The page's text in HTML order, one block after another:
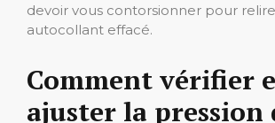
devoir vous contorsionner pour
autocollant effacé.
Comment vérifier
ajuster la pression